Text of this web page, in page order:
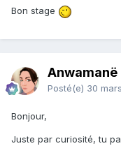
Bon stage
Anwamanë
Posté(e) 30
Bonjour,
Juste par curiosité, tu